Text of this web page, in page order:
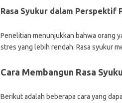
Rasa Syukur dalam Perspektif
Penelitian menunjukkan bahwa orang
stres yang lebih rendah. Rasa syukur
Cara Membangun Rasa
Berikut adalah beberapa cara yang